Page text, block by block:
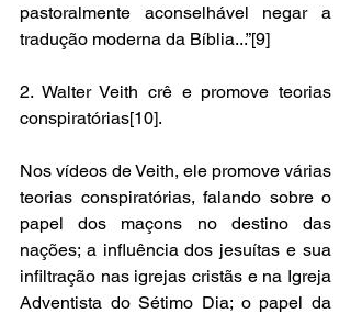
pastoralmente aconselhável negar a
tradução moderna da Bíblia...”[9]
2. Walter Veith crê e promove teorias
conspiratórias[10].
Nos vídeos de Veith, ele promove várias
teorias conspiratórias, falando sobre o
papel dos maçons no destino das
nações; a influência dos jesuítas e sua
infiltração nas igrejas cristãs e na Igreja
Adventista do Sétimo Dia; o papel da